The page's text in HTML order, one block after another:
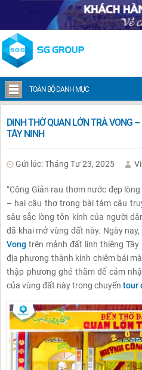
TOÀN BỘ DANH MỤC
Trang chủ
DINH THỜ QUAN LỚN TRÀ VONG
TÂY NINH
Gửi lúc: Tháng Tư 23, 2025
“Công Giản rau thơm nước đẹp
– hai câu thơ trong bài tám câu
sâu sắc lòng tôn kính của người
đã khai mở vùng đất này. Ngày
Vong trên mảnh đất linh thiêng
địa phương thành kính chiêm bái
thập phương ghé thăm để cảm
của vùng đất này trong chuyếntour